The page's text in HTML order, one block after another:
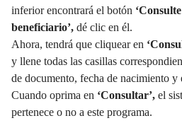
inferior encontrará el botón
beneficiario’, dé clic en él.
Ahora, tendrá que cliquear en
y llene todas las casillas
de documento, fecha de nacimiento y
Cuando oprima en ‘Consultar’, el
pertenece o no a este programa.